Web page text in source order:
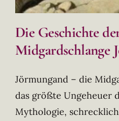
Die Geschichte
Midgardschlange
Jörmungand – die
das größte Ungeheuer
Mythologie,